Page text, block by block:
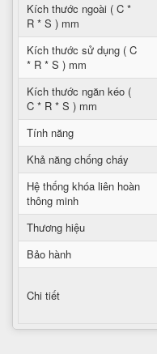
Kích thước ngoài ( C *
R * S ) mm
Kích thước sử dụng ( C
* R * S ) mm
Kích thước ngăn kéo (
C * R * S ) mm
Tính năng
Khả năng chống cháy
Hệ thống khóa liên hoàn
thông minh
Thương hiệu
Bảo hành
Chi tiết